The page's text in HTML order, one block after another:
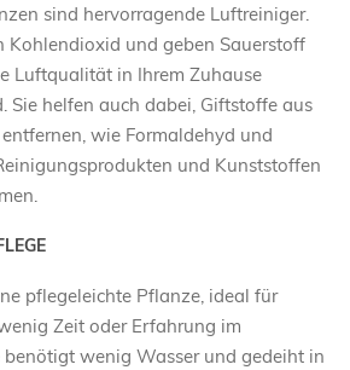
sind hervorragende Luftreiniger.
Kohlendioxid und geben Sauerstoff
Luftqualität in Ihrem Zuhause
Sie helfen auch dabei, Giftstoffe aus
wie Formaldehyd und
und Kunststoffen
pflegeleichte Pflanze, ideal für
Zeit oder Erfahrung im
benötigt wenig Wasser und gedeiht in